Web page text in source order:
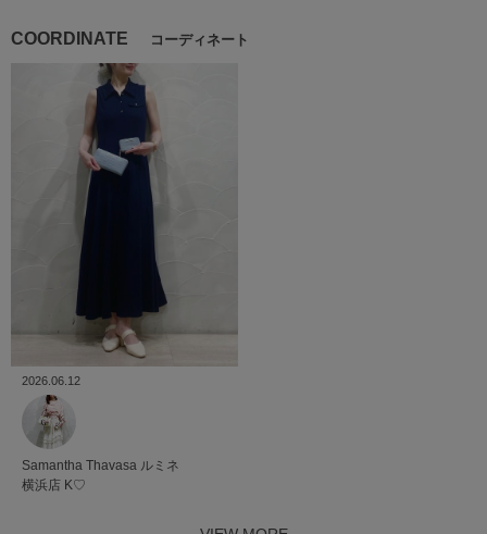
COORDINATE コーディネート
2026.06.12
Samantha Thavasa ルミネ
横浜店 K♡